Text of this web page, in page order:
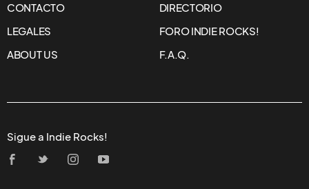
CONTACTO
DIRECTORIO
LEGALES
FORO INDIE ROCKS!
ABOUT US
F.A.Q.
Sigue a Indie Rocks!